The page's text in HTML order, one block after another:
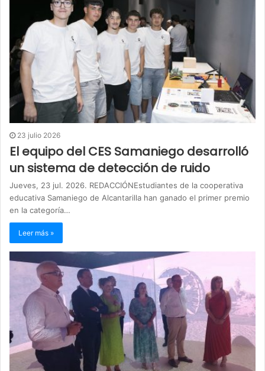
23 julio 2026
El equipo del CES Samaniego desarrolló
un sistema de detección de ruido
Jueves, 23 jul. 2026. REDACCIÓNEstudiantes de la cooperativa
educativa Samaniego de Alcantarilla han ganado el primer premio
en la categoría…
Leer más »